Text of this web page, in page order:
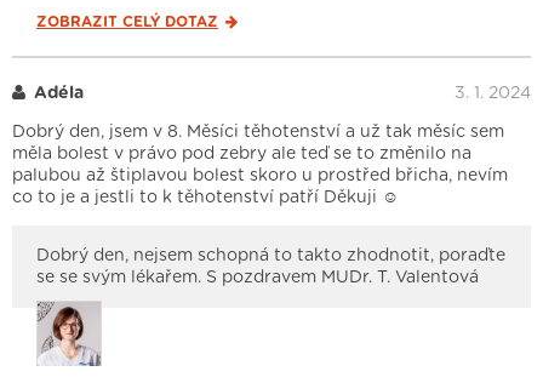
ZOBRAZIT CELÝ DOTAZ
Adéla 3. 1. 2024
Dobrý den, jsem v 8. Měsíci těhotenství a už tak měsíc sem
měla bolest v právo pod zebry ale teď se to změnilo na
palubou až štiplavou bolest skoro u prostřed břicha, nevím
co to je a jestli to k těhotenství patří Děkuji ☺️
Dobrý den, nejsem schopná to takto zhodnotit, poraďte
se se svým lékařem. S pozdravem MUDr. T. Valentová